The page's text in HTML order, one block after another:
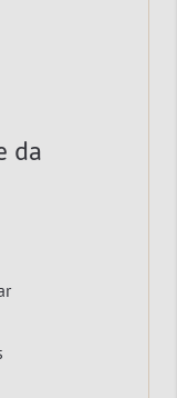
da